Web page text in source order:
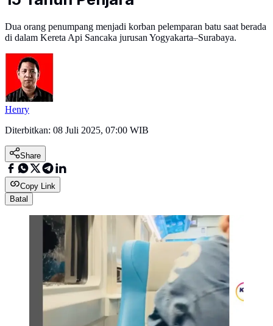
Dua orang penumpang menjadi korban pelemparan batu saat berada
di dalam Kereta Api Sancaka jurusan Yogyakarta–Surabaya.
Henry
Diterbitkan: 08 Juli 2025, 07:00 WIB
Share
Copy Link
Batal